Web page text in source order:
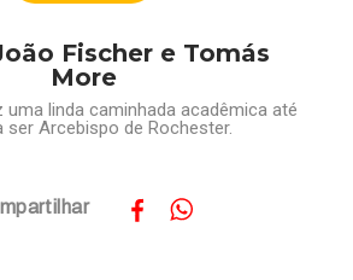
Fischer e Tomás
More
linda caminhada acadêmica até
ser Arcebispo de Rochester.